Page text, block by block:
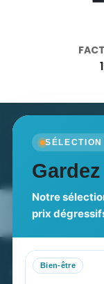
Notre
prix
Bien-être
Nos
global
PROMENOCH